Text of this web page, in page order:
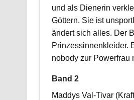
und als Dienerin
Göttern. Sie ist
ändert sich alles. Der
Prinzessinnenkleider.
nobody zur Powerfrau
Band 2
Maddys Val-Tivar